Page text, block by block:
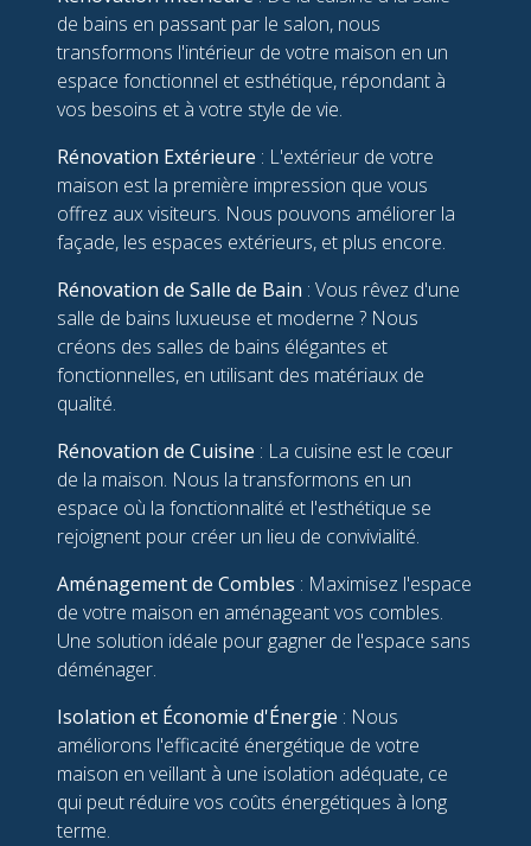
de bains en passant par le salon, nous
transformons l'intérieur de votre maison en un
espace fonctionnel et esthétique, répondant à
vos besoins et à votre style de vie.
Rénovation Extérieure : L'extérieur de votre
maison est la première impression que vous
offrez aux visiteurs. Nous pouvons améliorer la
façade, les espaces extérieurs, et plus encore.
Rénovation de Salle de Bain : Vous rêvez d'une
salle de bains luxueuse et moderne ? Nous
créons des salles de bains élégantes et
fonctionnelles, en utilisant des matériaux de
qualité.
Rénovation de Cuisine : La cuisine est le cœur
de la maison. Nous la transformons en un
espace où la fonctionnalité et l'esthétique se
rejoignent pour créer un lieu de convivialité.
Aménagement de Combles : Maximisez l'espace
de votre maison en aménageant vos combles.
Une solution idéale pour gagner de l'espace sans
déménager.
Isolation et Économie d'Énergie : Nous
améliorons l'efficacité énergétique de votre
maison en veillant à une isolation adéquate, ce
qui peut réduire vos coûts énergétiques à long
terme.